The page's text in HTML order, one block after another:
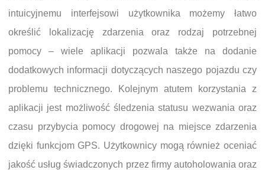
intuicyjnemu interfejsowi użytkownika możemy łatwo
określić lokalizację zdarzenia oraz rodzaj potrzebnej
pomocy – wiele aplikacji pozwala także na dodanie
dodatkowych informacji dotyczących naszego pojazdu czy
problemu technicznego. Kolejnym atutem korzystania z
aplikacji jest możliwość śledzenia statusu wezwania oraz
czasu przybycia pomocy drogowej na miejsce zdarzenia
dzięki funkcjom GPS. Użytkownicy mogą również oceniać
jakość usług świadczonych przez firmy autoholowania oraz